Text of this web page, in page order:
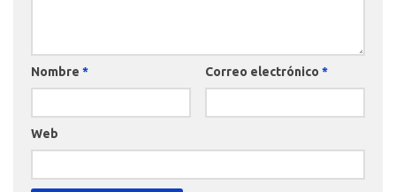
Nombre * Correo electrónico *
Web